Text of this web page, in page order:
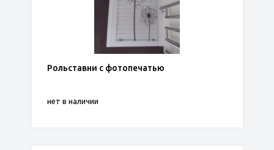
Рольставни с фотопечатью
нет в наличии